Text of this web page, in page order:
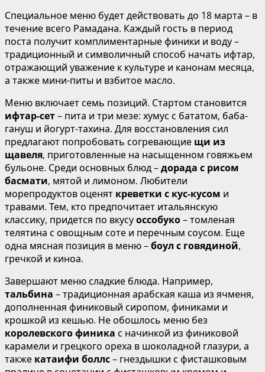
Специальное меню будет действовать до 18 марта – в
течение всего Рамадана. Каждый гость в период
поста получит комплиментарные финики и воду –
традиционный и символичный способ начать ифтар,
отражающий уважение к культуре и канонам месяца,
а также мини-питы и взбитое масло.
Меню включает семь позиций. Стартом становится
ифтар-сет– пита и три мезе: хумус с бататом, баба-
гануш и йогурт-тахина. Для восстановления сил
предлагают попробовать согревающие щи из
щавеля, приготовленные на насыщенном говяжьем
бульоне. Среди основных блюд –дорада с рисом
басмати, мятой и лимоном. Любители
морепродуктов оценят креветки с кус-кусом и
травами. Тем, кто предпочитает итальянскую
классику, придется по вкусуоссобуко– томленая
телятина с овощным соте и перечным соусом. Еще
одна мясная позиция в меню –боул с говядиной,
гречкой и киноа.
Завершают меню сладкие блюда. Например,
тальбина – традиционная арабская каша из ячменя,
дополненная финиковый сиропом, финиками и
крошкой из кешью. Не обошлось меню без
королевского финика с начинкой из финиковой
карамели и грецкого ореха в шоколадной глазури, а
также катаифи боллс– гнездышки с фисташковым